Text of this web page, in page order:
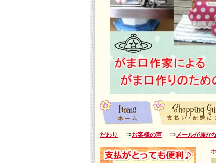
だわり
⇒お客様の声 ⇒メールが届か